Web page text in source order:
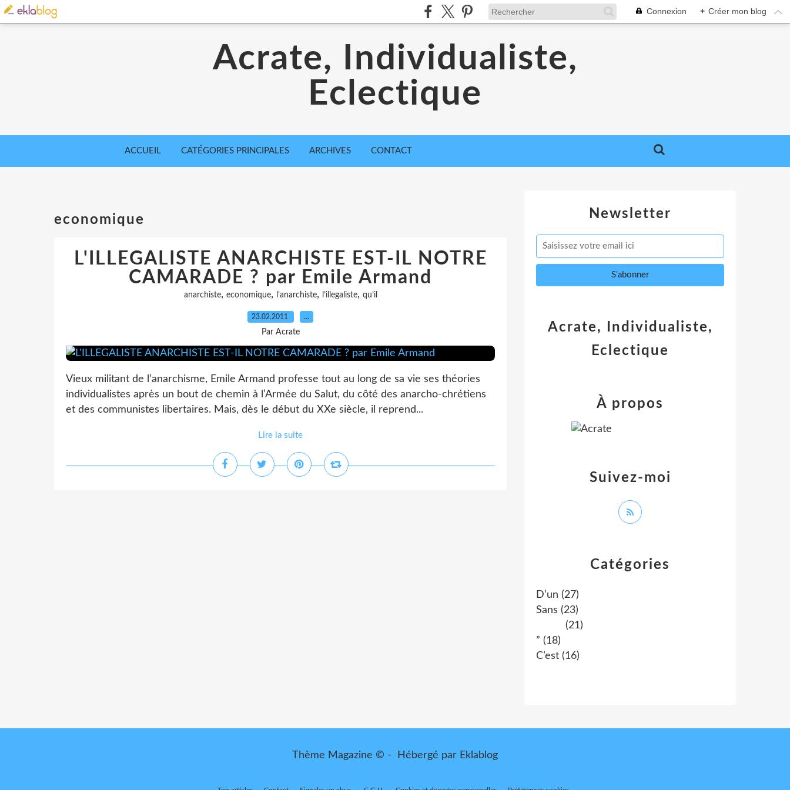
Connexion + Créer mon blog
Acrate, Individualiste,
Eclectique
ACCUEIL CATÉGORIES PRINCIPALES ARCHIVES CONTACT
economique
L'ILLEGALISTE ANARCHISTE EST-IL NOTRE
CAMARADE ? par Emile Armand
anarchiste, economique, l’anarchiste, l’illegaliste, qu’il
23.02.2011 …
Par Acrate
Vieux militant de l’anarchisme, Emile Armand professe tout au long de sa vie ses théories
individualistes après un bout de chemin à l’Armée du Salut, du côté des anarcho-chrétiens
et des communistes libertaires. Mais, dès le début du XXe siècle, il reprend...
Lire la suite
Newsletter
Catégories
D’un (27)
Sans (23)
(21)
” (18)
C’est (16)
Acrate, Individualiste,
Eclectique
Suivez-moi
À propos
Thème Magazine © - Hébergé par Eklablog